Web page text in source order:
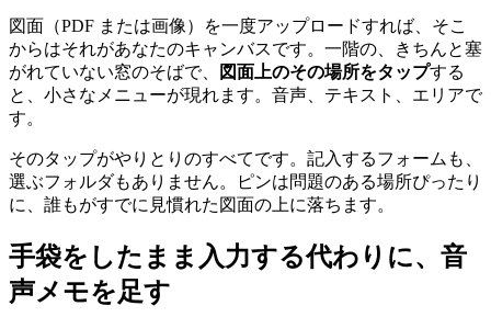
図面（PDF または画像）を一度アップロードすれば、そこ
からはそれがあなたのキャンバスです。一階の、きちんと塞
がれていない窓のそばで、
図面上のその場所をタップする
と、小さなメニューが現れます。音声、テキスト、エリアで
す。
そのタップがやりとりのすべてです。記入するフォームも、
選ぶフォルダもありません。ピンは問題のある場所ぴったり
に、誰もがすでに見慣れた図面の上に落ちます。
手袋をしたまま入力する代わりに、音
声メモを足す